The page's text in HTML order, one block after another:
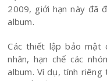
2009, giới hạn này đã
album.
Các thiết lập bảo mật
nhân, hạn chế các
album. Ví dụ, tính